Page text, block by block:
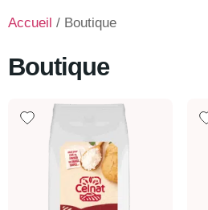
Accueil / Boutique
Boutique